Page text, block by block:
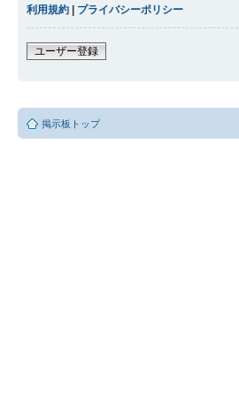
利用規約 | プライバシーポリシー
ユーザー登録
掲示板トップ